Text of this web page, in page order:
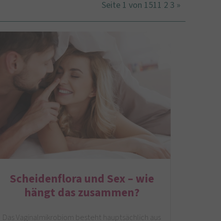
Seite 1 von 1511 2 3 »
Scheidenflora und Sex – wie
hängt das zusammen?
Das Vaginalmikrobiom besteht hauptsächlich aus